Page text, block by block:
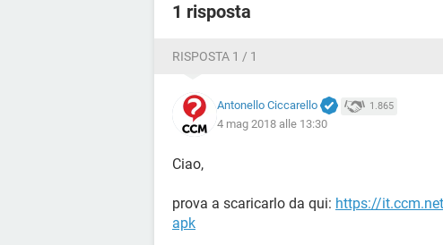
1 risposta
RISPOSTA 1 / 1
Antonello Ciccarello 1.865
4 mag 2018 alle 13:30
Ciao,
prova a scaricarlo da qui: https://
apk